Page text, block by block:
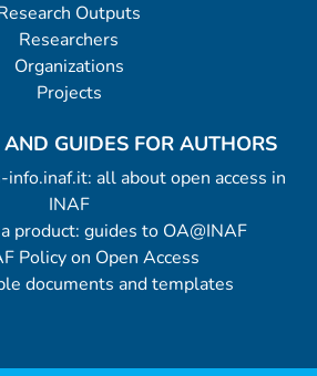
Outputs
Researchers
Organizations
Projects
GUIDES FOR AUTHORS
info.inaf.it: all about open access in
INAF
product: guides to OA@INAF
Policy on Open Access
documents and templates